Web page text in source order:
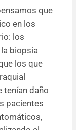
que
en los
los
biopsia
los que
tenían daño
pacientes